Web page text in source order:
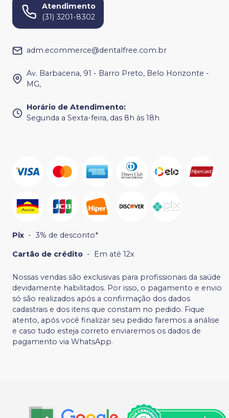
Atendimento
(31) 3201-8302
adm.ecommerce@dentalfree.com.br
Av. Barbacena, 91 - Barro Preto, Belo Horizonte -
MG,
Horário de Atendimento:
Segunda a Sexta-feira, das 8h às 18h
Pix - 3% de desconto*
Cartão de crédito - Em até 12x
Nossas vendas são exclusivas para profissionais da saúde
devidamente habilitados. Por isso, o pagamento e envio
só são realizados após a confirmação dos dados
cadastrais e dos itens que constam no pedido. Fique
atento, após você finalizar seu pedido faremos a análise
e caso tudo esteja correto enviaremos os dados de
pagamento via WhatsApp.